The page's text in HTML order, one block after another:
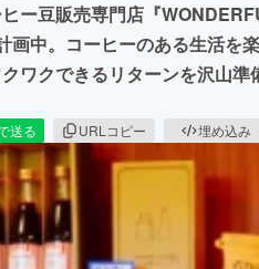
ー豆販売専門店『
中。コーヒーのある生活を
ワクできるリターンを沢山
送る URLコピー 埋め込み